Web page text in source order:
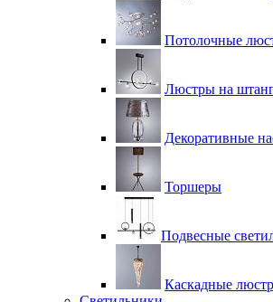
Потолочные
Люстры на
Декоративные
Торшеры
Подвесные
Каскадные